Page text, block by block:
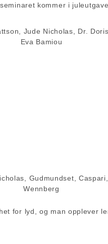
kommer i
Jude Nicholas, Dr.
Eva Bamiou
Gudmundset, Caspari,
Wennberg
for lyd, og man opplever